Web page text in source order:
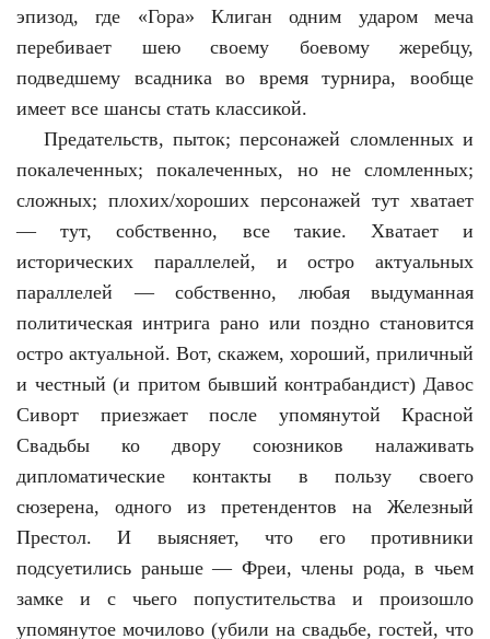
эпизод, где «Гора» Клиган одним ударом меча
перебивает шею своему боевому жеребцу,
подведшему всадника во время турнира, вообще
имеет все шансы стать классикой.
Предательств, пыток; персонажей сломленных и
покалеченных; покалеченных, но не сломленных;
сложных; плохих/хороших персонажей тут хватает
— тут, собственно, все такие. Хватает и
исторических параллелей, и остро актуальных
параллелей — собственно, любая выдуманная
политическая интрига рано или поздно становится
остро актуальной. Вот, скажем, хороший, приличный
и честный (и притом бывший контрабандист) Давос
Сиворт приезжает после упомянутой Красной
Свадьбы ко двору союзников налаживать
дипломатические контакты в пользу своего
сюзерена, одного из претендентов на Железный
Престол. И выясняет, что его противники
подсуетились раньше — Фреи, члены рода, в чьем
замке и с чьего попустительства и произошло
упомянутое мочилово (убили на свадьбе, гостей, что